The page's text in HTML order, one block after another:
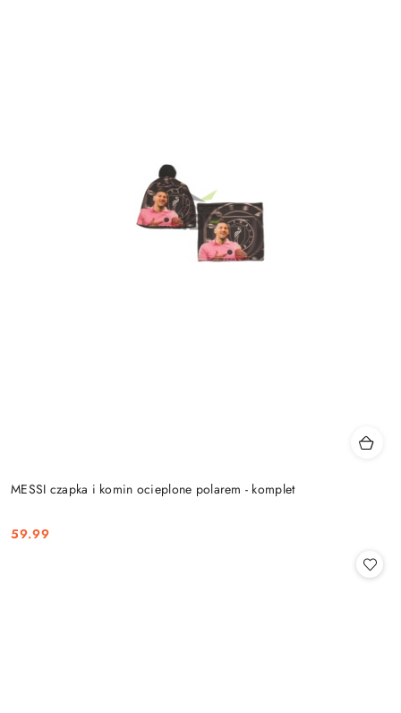
MESSI czapka i komin ocieplone polarem - komplet
Cena:
59.99